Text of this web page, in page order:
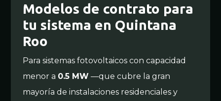
Modelos de contrato para
tu sistema en Quintana
Roo
Para sistemas fotovoltaicos con capacidad
menor a 0.5 MW —que cubre la gran
mayoría de instalaciones residenciales y